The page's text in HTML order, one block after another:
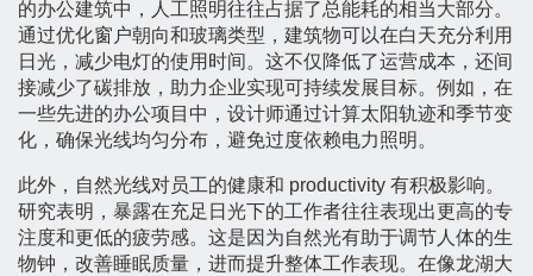
的办公建筑中，人工照明往往占据了总能耗的相当大部分。
通过优化窗户朝向和玻璃类型，建筑物可以在白天充分利用
日光，减少电灯的使用时间。这不仅降低了运营成本，还间
接减少了碳排放，助力企业实现可持续发展目标。例如，在
一些先进的办公项目中，设计师通过计算太阳轨迹和季节变
化，确保光线均匀分布，避免过度依赖电力照明。
此外，自然光线对员工的健康和 productivity 有积极影响。
研究表明，暴露在充足日光下的工作者往往表现出更高的专
注度和更低的疲劳感。这是因为自然光有助于调节人体的生
物钟，改善睡眠质量，进而提升整体工作表现。在像龙湖大